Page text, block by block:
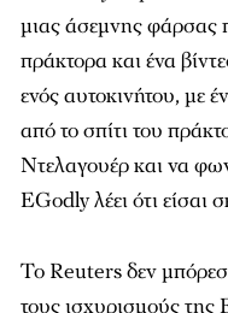
μιας άσεμνης φάρσας
πράκτορα και ένα
ενός αυτοκινήτου, με
από το σπίτι του
Ντελαγουέρ και να
EGodly λέει ότι είσαι
Το Reuters δεν
τους ισχυρισμούς της